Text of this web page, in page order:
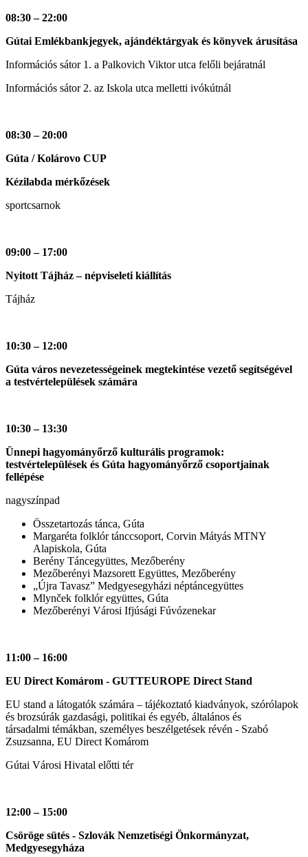
08:30 – 22:00
Gútai Emlékbankjegyek, ajándéktárgyak és könyvek árusítása
Információs sátor 1. a Palkovich Viktor utca felőli bejáratnál
Információs sátor 2. az Iskola utca melletti ivókútnál
08:30 – 20:00
Gúta / Kolárovo CUP
Kézilabda mérkőzések
sportcsarnok
09:00 – 17:00
Nyitott Tájház – népviseleti kiállítás
Tájház
10:30 – 12:00
Gúta város nevezetességeinek megtekintése vezető segítségével
a testvértelepülések számára
10:30 – 13:30
Ünnepi hagyományőrző kulturális programok:
testvértelepülések és Gúta hagyományőrző csoportjainak
fellépése
nagyszínpad
Összetartozás tánca, Gúta
Margaréta folklór tánccsoport, Corvin Mátyás MTNY
Alapiskola, Gúta
Berény Táncegyüttes, Mezőberény
Mezőberényi Mazsorett Együttes, Mezőberény
„Újra Tavasz” Medgyesegyházi néptáncegyüttes
Mlynček folklór együttes, Gúta
Mezőberényi Városi Ifjúsági Fúvózenekar
11:00 – 16:00
EU Direct Komárom - GUTTEUROPE Direct Stand
EU stand a látogatók számára – tájékoztató kiadványok, szórólapok
és brozsúrák gazdasági, politikai és egyéb, általános és
társadalmi témákban, személyes beszélgetések révén - Szabó
Zsuzsanna, EU Direct Komárom
Gútai Városi Hivatal előtti tér
12:00 – 15:00
Csöröge sütés - Szlovák Nemzetiségi Önkormányzat,
Medgyesegyháza